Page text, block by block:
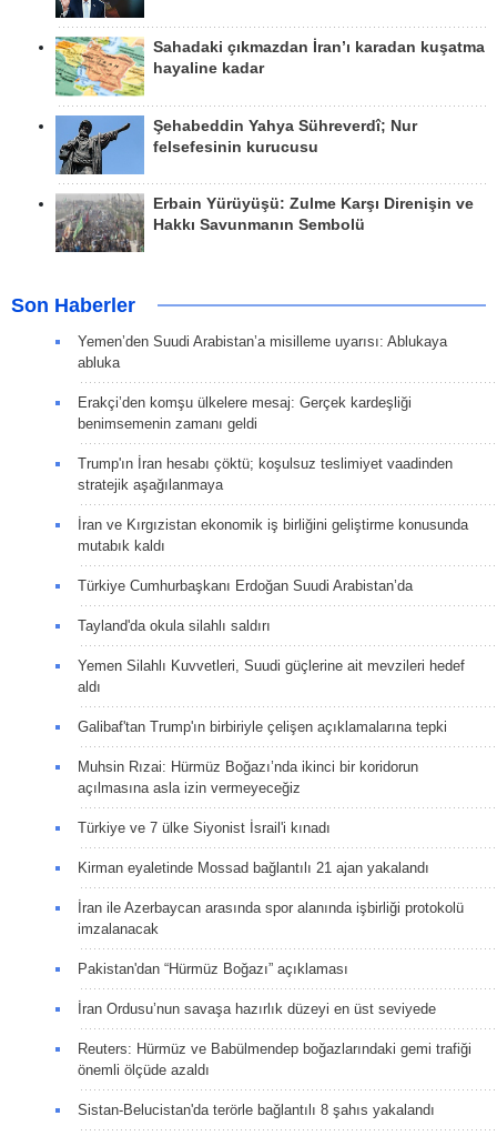
Sahadaki çıkmazdan İran’ı karadan kuşatma
hayaline kadar
Şehabeddin Yahya Sühreverdî; Nur
felsefesinin kurucusu
Erbain Yürüyüşü: Zulme Karşı Direnişin ve
Hakkı Savunmanın Sembolü
Son Haberler
Yemen’den Suudi Arabistan’a misilleme uyarısı: Ablukaya
abluka
Erakçi’den komşu ülkelere mesaj: Gerçek kardeşliği
benimsemenin zamanı geldi
Trump'ın İran hesabı çöktü; koşulsuz teslimiyet vaadinden
stratejik aşağılanmaya
İran ve Kırgızistan ekonomik iş birliğini geliştirme konusunda
mutabık kaldı
Türkiye Cumhurbaşkanı Erdoğan Suudi Arabistan’da
Tayland'da okula silahlı saldırı
Yemen Silahlı Kuvvetleri, Suudi güçlerine ait mevzileri hedef
aldı
Galibaf'tan Trump'ın birbiriyle çelişen açıklamalarına tepki
Muhsin Rızai: Hürmüz Boğazı’nda ikinci bir koridorun
açılmasına asla izin vermeyeceğiz
Türkiye ve 7 ülke Siyonist İsrail'i kınadı
Kirman eyaletinde Mossad bağlantılı 21 ajan yakalandı
İran ile Azerbaycan arasında spor alanında işbirliği protokolü
imzalanacak
Pakistan'dan “Hürmüz Boğazı” açıklaması
İran Ordusu’nun savaşa hazırlık düzeyi en üst seviyede
Reuters: Hürmüz ve Babülmendep boğazlarındaki gemi trafiği
önemli ölçüde azaldı
Sistan-Belucistan'da terörle bağlantılı 8 şahıs yakalandı